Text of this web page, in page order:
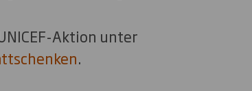
Aktion unter
.